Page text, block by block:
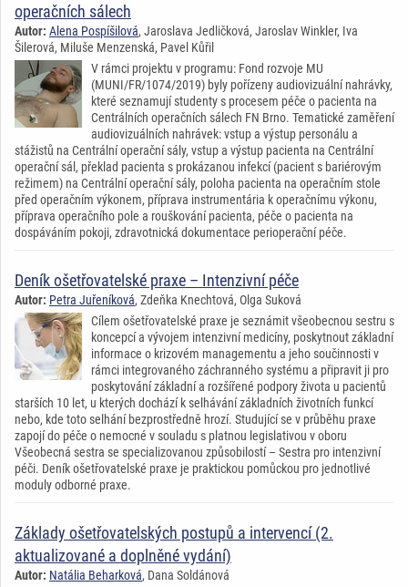
operačních sálech
Autor: Alena Pospíšilová, Jaroslava Jedličková, Jaroslav Winkler, Iva
Šilerová, Miluše Menzenská, Pavel Kůřil
V rámci projektu v programu: Fond rozvoje MU
(MUNI/FR/1074/2019) byly pořízeny audiovizuální nahrávky,
které seznamují studenty s procesem péče o pacienta na
Centrálních operačních sálech FN Brno. Tematické zaměření
audiovizuálních nahrávek: vstup a výstup personálu a
stážistů na Centrální operační sály, vstup a výstup pacienta na Centrální
operační sál, překlad pacienta s prokázanou infekcí (pacient s bariérovým
režimem) na Centrální operační sály, poloha pacienta na operačním stole
před operačním výkonem, příprava instrumentária k operačnímu výkonu,
příprava operačního pole a rouškování pacienta, péče o pacienta na
dospáváním pokoji, zdravotnická dokumentace perioperační péče.
Deník ošetřovatelské praxe – Intenzivní péče
Autor: Petra Juřeníková, Zdeňka Knechtová, Olga Suková
Cílem ošetřovatelské praxe je seznámit všeobecnou sestru s
koncepcí a vývojem intenzivní medicíny, poskytnout základní
informace o krizovém managementu a jeho součinnosti v
rámci integrovaného záchranného systému a připravit ji pro
poskytování základní a rozšířené podpory života u pacientů
starších 10 let, u kterých dochází k selhávání základních životních funkcí
nebo, kde toto selhání bezprostředně hrozí. Studující se v průběhu praxe
zapojí do péče o nemocné v souladu s platnou legislativou v oboru
Všeobecná sestra se specializovanou způsobilostí – Sestra pro intenzivní
péči. Deník ošetřovatelské praxe je praktickou pomůckou pro jednotlivé
moduly odborné praxe.
Základy ošetřovatelských postupů a intervencí (2.
aktualizované a doplněné vydání)
Autor: Natália Beharková, Dana Soldánová